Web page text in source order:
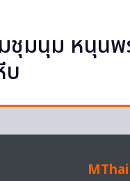
ชุมนุม หนุนพ
บ
MThai